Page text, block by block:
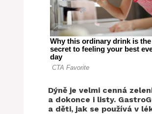
Dýně je velmi cenná
a dokonce i listy.
a děti, jak se používá v